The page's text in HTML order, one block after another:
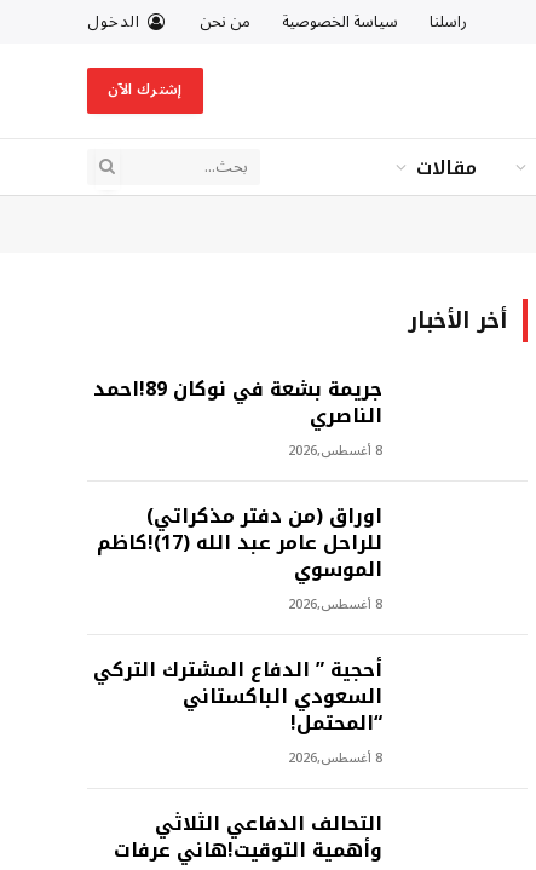
راسلنا سياسة الخصوصية من نحن الدخول
إشترك الآن
مقالات
أخر الأخبار
جريمة بشعة في نوكان 89!احمد
الناصري
8 أغسطس,2026
اوراق (من دفتر مذكراتي)
للراحل عامر عبد الله (17)!كاظم
الموسوي
8 أغسطس,2026
أحجية ” الدفاع المشترك التركي
السعودي الباكستاني
“المحتمل!
8 أغسطس,2026
التحالف الدفاعي الثلاثي
وأهمية التوقيت!هاني عرفات